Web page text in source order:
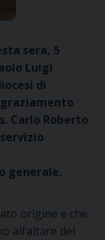
sera, 5
Luigi
di
Carlo Roberto
generale.
origine e che
all’altare del